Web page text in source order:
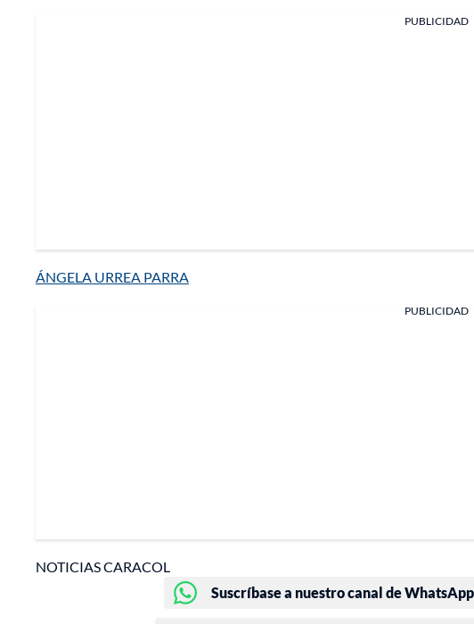
PUBLICIDAD
ÁNGELA URREA PARRA
PUBLICIDAD
NOTICIAS CARACOL
Suscríbase a nuestro canal de